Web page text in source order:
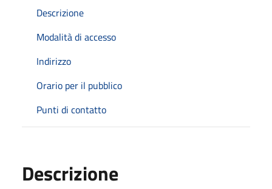
Descrizione
Modalità di accesso
Indirizzo
Orario per il pubblico
Punti di contatto
Descrizione